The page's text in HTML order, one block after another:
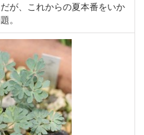
が、これからの夏本番をいか
。